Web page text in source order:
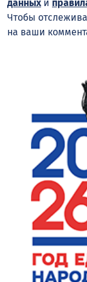
данныхи
Чтобы
на ваши